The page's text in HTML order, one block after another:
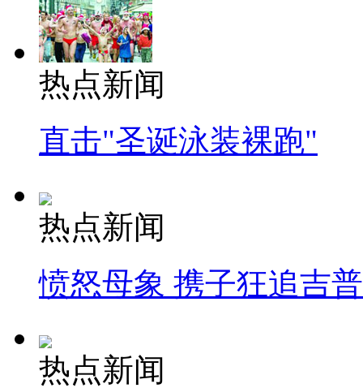
热点新闻
直击"圣诞泳装裸跑"
热点新闻
愤怒母象 携子狂追吉
热点新闻